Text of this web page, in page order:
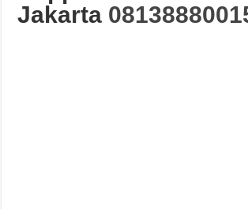
Guide des Meilleurs Sites de Jeu en Ligne pour 2026:
Jakarta